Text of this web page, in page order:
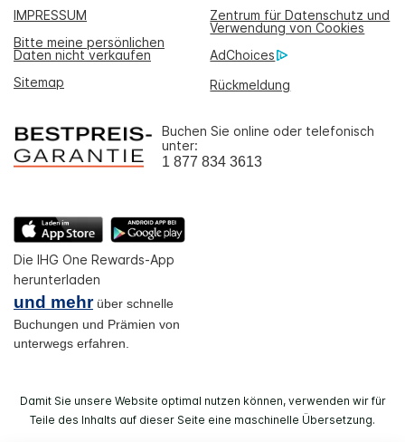
IMPRESSUM
Zentrum für Datenschutz und
Verwendung von Cookies
Bitte meine persönlichen
Daten nicht verkaufen
AdChoices
Sitemap
Rückmeldung
Buchen Sie online oder telefonisch
unter:
1 877 834 3613
Die IHG One Rewards-App
herunterladen
und mehrüber schnelle
Buchungen und Prämien von
unterwegs erfahren.
Damit Sie unsere Website optimal nutzen können, verwenden wir für
Teile des Inhalts auf dieser Seite eine maschinelle Übersetzung.